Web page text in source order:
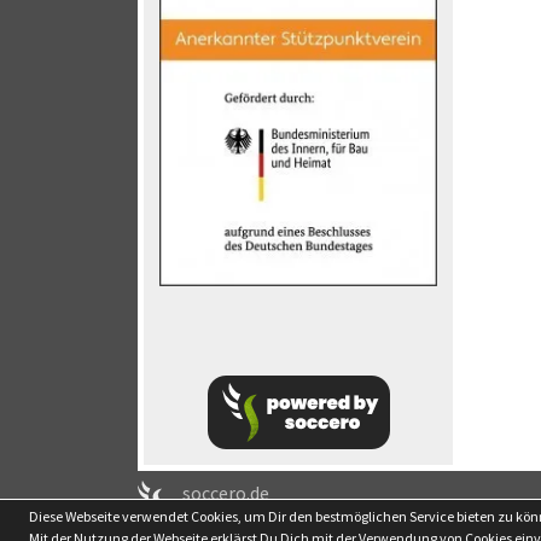
soccero.de
© 2006 - 2026
Diese Webseite verwendet Cookies, um Dir den bestmöglichen Service bieten zu